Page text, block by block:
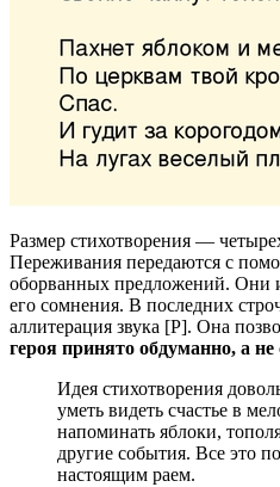
Размер стихотворения —
Переживания передаются с
оборванных предложений. Они
его сомнения. В последних
аллитерация звука [Р]. Она
героя принято обдуманно, а не
Идея стихотворения
уметь видеть счастье в
напоминать яблоки,
другие события. Все это
настоящим раем.